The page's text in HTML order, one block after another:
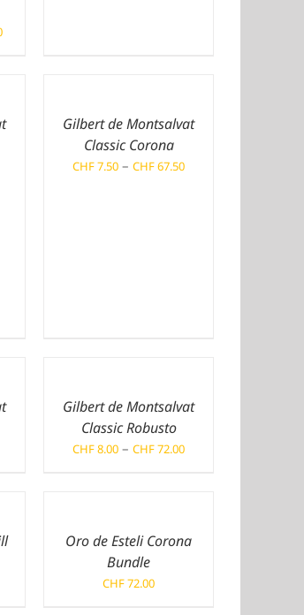
Preisspanne:
Gilbert de Montsalvat
Classic Corona
CHF7.50 – CHF67.50Preisspanne:
Gilbert de Montsalvat
Classic Robusto
CHF8.00 – CHF72.00Preisspanne:
Oro de Esteli Corona
Bundle
CHF72.00